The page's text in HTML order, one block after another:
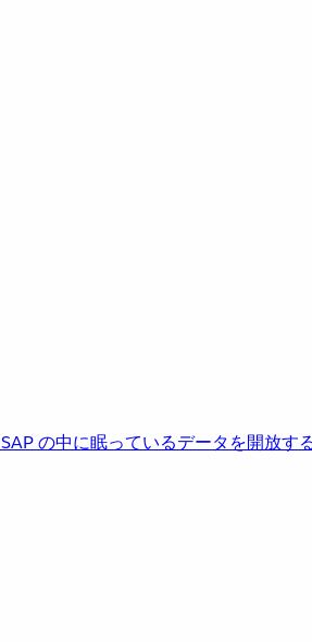
SAP の中に眠っているデータを開放す